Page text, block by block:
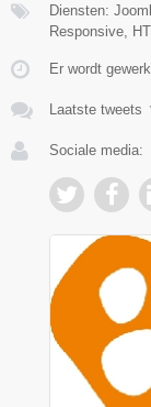
Diensten:
Responsive,
Er wordt
Laatste tweets
Sociale media: